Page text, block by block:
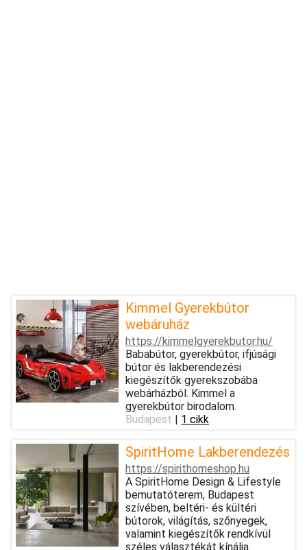
Kimmel Gyerekbútor
webáruház
https://kimmelgyerekbutor.hu/
Bababútor, gyerekbútor, ifjúsági
bútor és lakberendezési
kiegészítők gyerekszobába
webárházból. Kimmel a
gyerekbútor birodalom.
Budapest | 1 cikk
SpiritHome Lakberendezés
https://spirithomeshop.hu
A SpiritHome Design & Lifestyle
bemutatóterem, Budapest
szívében, beltéri- és kültéri
bútorok, világítás, szőnyegek,
valamint kiegészítők rendkívül
széles választékát kínálja.